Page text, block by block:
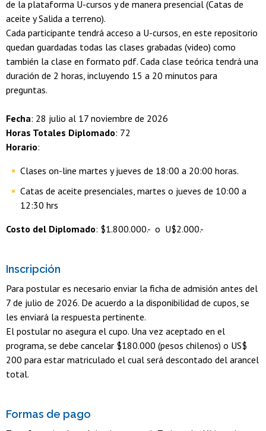
de la plataforma U-cursos y de manera presencial (Catas de
aceite y Salida a terreno).
Cada participante tendrá acceso a U-cursos, en este repositorio
quedan guardadas todas las clases grabadas (video) como
también la clase en formato pdf. Cada clase teórica tendrá una
duración de 2 horas, incluyendo 15 a 20 minutos para
preguntas.
Fecha: 28 julio al 17 noviembre de 2026
Horas Totales Diplomado: 72
Horario:
Clases on-line martes y jueves de 18:00 a 20:00 horas.
Catas de aceite presenciales, martes o jueves de 10:00 a
12:30 hrs
Costo del Diplomado: $1.800.000.- o U$2.000.-
Inscripción
Para postular es necesario enviar la ficha de admisión antes del
7 de julio de 2026. De acuerdo a la disponibilidad de cupos, se
les enviará la respuesta pertinente.
El postular no asegura el cupo. Una vez aceptado en el
programa, se debe cancelar $180.000 (pesos chilenos) o US$
200 para estar matriculado el cual será descontado del arancel
total.
Formas de pago